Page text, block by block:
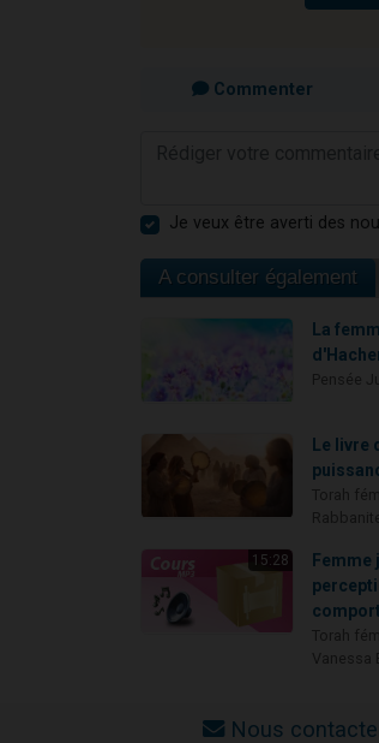
Commenter
Je veux être averti des
A consulter également
La
Le livre
15:28
Femme
Nous